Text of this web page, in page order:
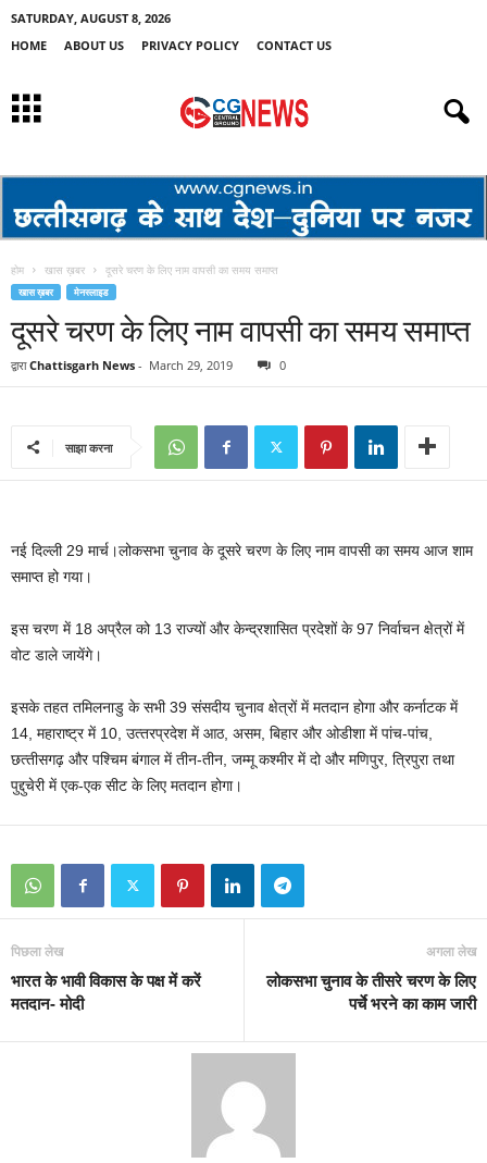
SATURDAY, AUGUST 8, 2026
HOME
ABOUT US PRIVACY POLICY CONTACT US
होम खास ख़बर दूसरे चरण के लिए नाम वापसी का समय समाप्त
खास ख़बर मेनस्लाइड
दूसरे चरण के लिए नाम वापसी का समय समाप्त
द्वारा Chattisgarh News - March 29, 2019 0
साझा करना
नई दिल्ली 29 मार्च।लोकसभा चुनाव के दूसरे चरण के लिए नाम वापसी का समय आज शाम
समाप्‍त हो गया।
इस चरण में 18 अप्रैल को 13 राज्‍यों और केन्‍द्रशासित प्रदेशों के 97 निर्वाचन क्षेत्रों में
वोट डाले जायेंगे।
इसके तहत तमिलनाडु के सभी 39 संसदीय चुनाव क्षेत्रों में मतदान होगा और कर्नाटक में
14, महाराष्‍ट्र में 10, उत्‍तरप्रदेश में आठ, असम, बिहार और ओडीशा में पांच-पांच,
छत्‍तीसगढ़ और पश्चिम बंगाल में तीन-तीन, जम्‍मू कश्‍मीर में दो और मणिपुर, त्रिपुरा तथा
पुद्दुचेरी में एक-एक सीट के लिए मतदान होगा।
पिछला लेख
भारत के भावी विकास के पक्ष में करें
मतदान- मोदी
अगला लेख
लोकसभा चुनाव के तीसरे चरण के लिए
पर्चे भरने का काम जारी